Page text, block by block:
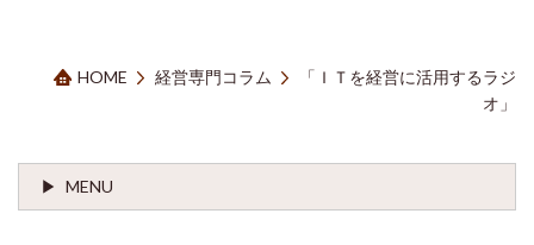
HOME 経営専門コラム
「ＩＴを経営に活用するラジ
オ」
MENU